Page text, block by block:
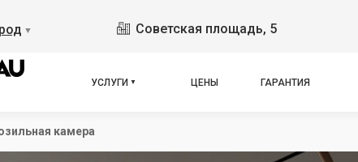
▼ Советская площадь, 5
УСЛУГИ ЦЕНЫ ГАРАНТИЯ
камера